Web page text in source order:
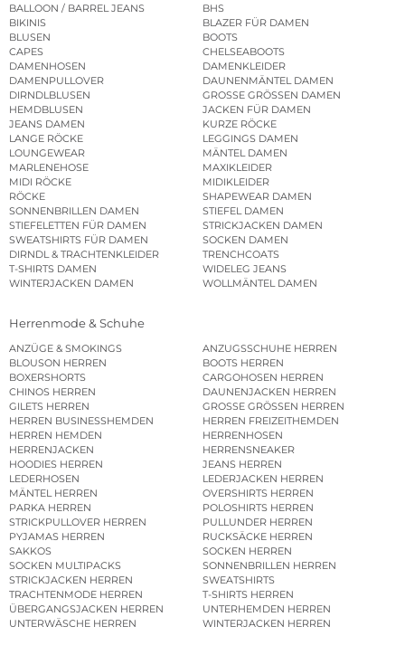
BALLOON / BARREL JEANS
BHS
BIKINIS
BLAZER FÜR DAMEN
BLUSEN
BOOTS
CAPES
CHELSEABOOTS
DAMENHOSEN
DAMENKLEIDER
DAMENPULLOVER
DAUNENMÄNTEL DAMEN
DIRNDLBLUSEN
GROSSE GRÖSSEN DAMEN
HEMDBLUSEN
JACKEN FÜR DAMEN
JEANS DAMEN
KURZE RÖCKE
LANGE RÖCKE
LEGGINGS DAMEN
LOUNGEWEAR
MÄNTEL DAMEN
MARLENEHOSE
MAXIKLEIDER
MIDI RÖCKE
MIDIKLEIDER
RÖCKE
SHAPEWEAR DAMEN
SONNENBRILLEN DAMEN
STIEFEL DAMEN
STIEFELETTEN FÜR DAMEN
STRICKJACKEN DAMEN
SWEATSHIRTS FÜR DAMEN
SOCKEN DAMEN
DIRNDL & TRACHTENKLEIDER
TRENCHCOATS
T-SHIRTS DAMEN
WIDELEG JEANS
WINTERJACKEN DAMEN
WOLLMÄNTEL DAMEN
Herrenmode & Schuhe
ANZÜGE & SMOKINGS
ANZUGSSCHUHE HERREN
BLOUSON HERREN
BOOTS HERREN
BOXERSHORTS
CARGOHOSEN HERREN
CHINOS HERREN
DAUNENJACKEN HERREN
GILETS HERREN
GROSSE GRÖSSEN HERREN
HERREN BUSINESSHEMDEN
HERREN FREIZEITHEMDEN
HERREN HEMDEN
HERRENHOSEN
HERRENJACKEN
HERRENSNEAKER
HOODIES HERREN
JEANS HERREN
LEDERHOSEN
LEDERJACKEN HERREN
MÄNTEL HERREN
OVERSHIRTS HERREN
PARKA HERREN
POLOSHIRTS HERREN
STRICKPULLOVER HERREN
PULLUNDER HERREN
PYJAMAS HERREN
RUCKSÄCKE HERREN
SAKKOS
SOCKEN HERREN
SOCKEN MULTIPACKS
SONNENBRILLEN HERREN
STRICKJACKEN HERREN
SWEATSHIRTS
TRACHTENMODE HERREN
T-SHIRTS HERREN
ÜBERGANGSJACKEN HERREN
UNTERHEMDEN HERREN
UNTERWÄSCHE HERREN
WINTERJACKEN HERREN